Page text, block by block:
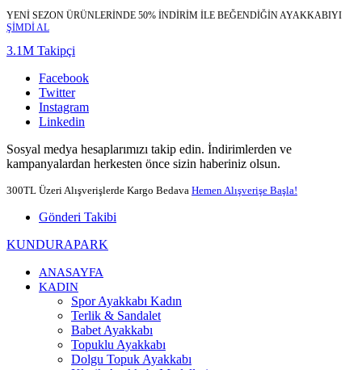
YENİ SEZON ÜRÜNLERİNDE 50% İNDİRİM İLE BEĞENDİĞİN AYAKKABIYI
ŞİMDİ AL
3.1M Takipçi
Facebook
Twitter
Instagram
Linkedin
Sosyal medya hesaplarımızı takip edin. İndirimlerden ve
kampanyalardan herkesten önce sizin haberiniz olsun.
300TL Üzeri Alışverişlerde Kargo Bedava Hemen Alışverişe Başla!
Gönderi Takibi
KUNDURAPARK
ANASAYFA
KADIN
Spor Ayakkabı Kadın
Terlik & Sandalet
Babet Ayakkabı
Topuklu Ayakkabı
Dolgu Topuk Ayakkabı